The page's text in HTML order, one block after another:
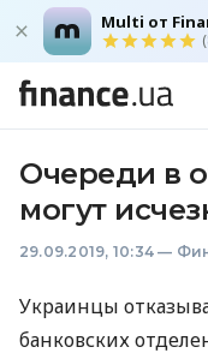
Multi от
Очереди в
могут
29.09.2019, 10:34 —
Украинцы
банковских